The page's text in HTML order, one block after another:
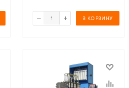
В КОРЗИНУ